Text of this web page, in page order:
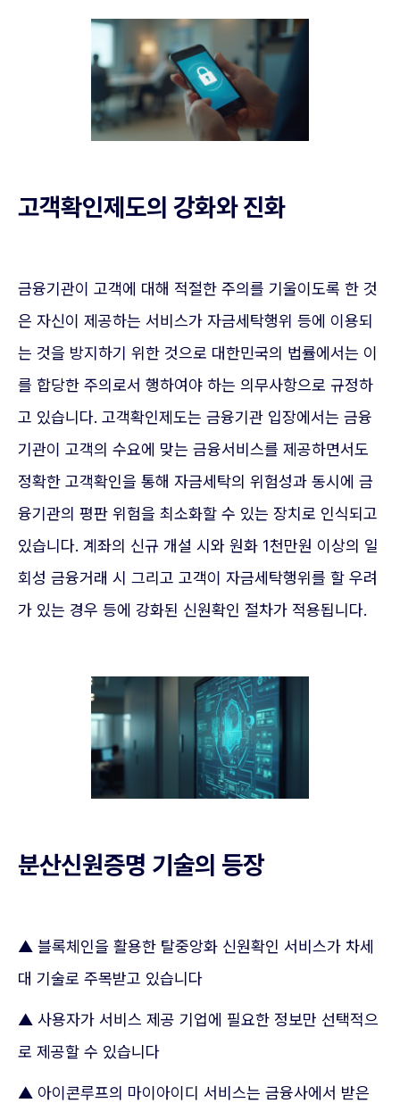
고객확인제도의 강화와 진화
금융기관이 고객에 대해 적절한 주의를 기울이도록 한 것
은 자신이 제공하는 서비스가 자금세탁행위 등에 이용되
는 것을 방지하기 위한 것으로 대한민국의 법률에서는 이
를 합당한 주의로서 행하여야 하는 의무사항으로 규정하
고 있습니다. 고객확인제도는 금융기관 입장에서는 금융
기관이 고객의 수요에 맞는 금융서비스를 제공하면서도
정확한 고객확인을 통해 자금세탁의 위험성과 동시에 금
융기관의 평판 위험을 최소화할 수 있는 장치로 인식되고
있습니다. 계좌의 신규 개설 시와 원화 1천만원 이상의 일
회성 금융거래 시 그리고 고객이 자금세탁행위를 할 우려
가 있는 경우 등에 강화된 신원확인 절차가 적용됩니다.
분산신원증명 기술의 등장
▲ 블록체인을 활용한 탈중앙화 신원확인 서비스가 차세
대 기술로 주목받고 있습니다
▲ 사용자가 서비스 제공 기업에 필요한 정보만 선택적으
로 제공할 수 있습니다
▲ 아이콘루프의 마이아이디 서비스는 금융사에서 받은